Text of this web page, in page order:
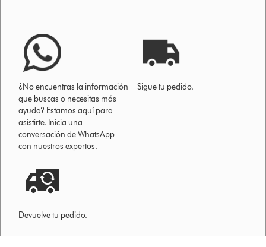
¿No encuentras la información
que buscas o necesitas más
ayuda? Estamos aquí para
asistirte. Inicia una
conversación de WhatsApp
con nuestros expertos.
Sigue tu pedido.
Devuelve tu pedido.